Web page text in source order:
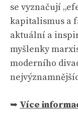
se vyznačují
kapitalismus a
aktuální a
myšlenky
moderního
➥ Více